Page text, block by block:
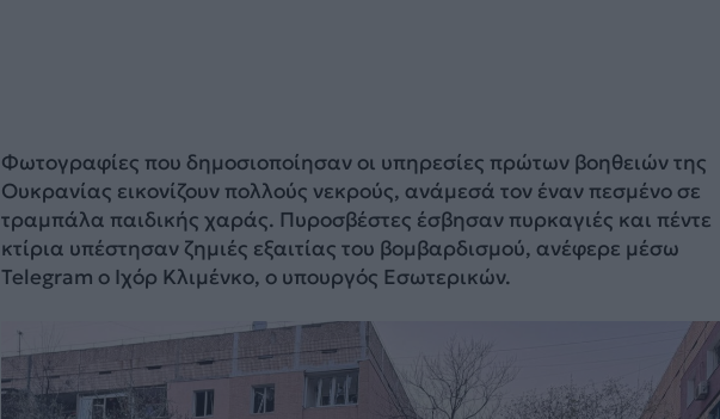
Φωτογραφίες που δημοσιοποίησαν οι υπηρεσίες πρώτων βοηθειών της
Ουκρανίας εικονίζουν πολλούς νεκρούς, ανάμεσά τον έναν πεσμένο σε
τραμπάλα παιδικής χαράς. Πυροσβέστες έσβησαν πυρκαγιές και πέντε
κτίρια υπέστησαν ζημιές εξαιτίας του βομβαρδισμού, ανέφερε μέσω
Telegram ο Ιχόρ Κλιμένκο, ο υπουργός Εσωτερικών.